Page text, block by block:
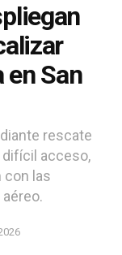
San
rescate
acceso,
con las